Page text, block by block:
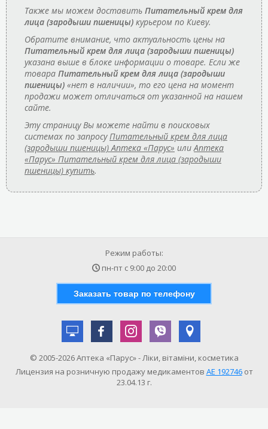
Также мы можем доставить Питательный крем для
лица (зародыши пшеницы) курьером по Киеву.
Обратите внимание, что актуальность цены на
Питательный крем для лица (зародыши пшеницы)
указана выше в блоке информации о товаре. Если же
товара Питательный крем для лица (зародыши
пшеницы) «нет в наличии», то его цена на момент
продажи может отличаться от указанной на нашем
сайте.
Эту страницу Вы можете найти в поисковых
системах по запросуПитательный крем для лица
(зародыши пшеницы) Аптека «Парус» илиАптека
«Парус» Питательный крем для лица (зародыши
пшеницы) купить.
Режим работы:
пн-пт с 9:00 до 20:00
Заказать товар по телефону
© 2005-2026 Аптека «Парус» - Ліки, вітаміни, косметика
Лицензия на розничную продажу медикаментов АE 192746от
23.04.13 г.